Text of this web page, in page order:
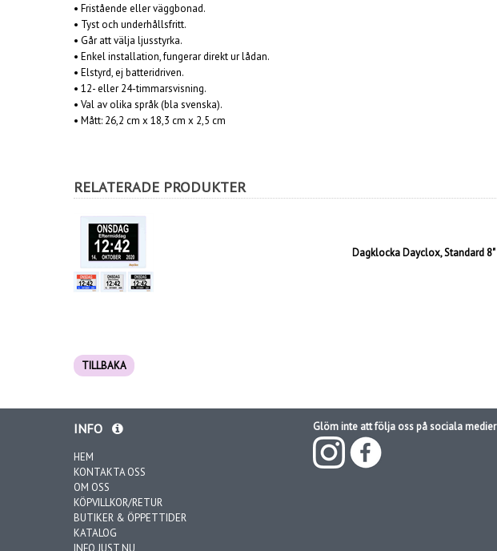
• Fristående eller väggbonad.
• Tyst och underhållsfritt.
• Går att välja ljusstyrka.
• Enkel installation, fungerar direkt ur lådan.
• Elstyrd, ej batteridriven.
• 12- eller 24-timmarsvisning.
• Val av olika språk (bla svenska).
• Mått: 26,2 cm x 18,3 cm x 2,5 cm
RELATERADE PRODUKTER
Dagklocka Dayclox, Standard 8"
TILLBAKA
INFO
HEM
KONTAKTA OSS
OM OSS
KÖPVILLKOR/RETUR
BUTIKER & ÖPPETTIDER
KATALOG
Glöm inte att följa oss på sociala medier